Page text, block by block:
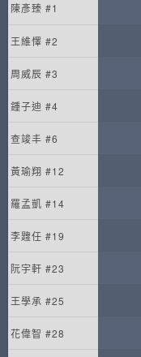
陳彥臻 #1
王維懌 #2
周威辰 #3
鍾子迪 #4
查竣丰 #6
黃瑜翔 #12
羅孟凱 #14
李韙任 #19
阮宇軒 #23
王學承 #25
花偉智 #28